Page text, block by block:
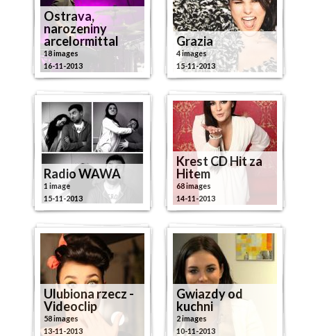
Ostrava,
narozeniny
arcelormittal
18 images
16-11-2013
Grazia
4 images
15-11-2013
Radio WAWA
1 image
15-11-2013
Krest CD Hit za
Hitem
68 images
14-11-2013
Ulubiona rzecz -
Videoclip
58 images
13-11-2013
Gwiazdy od
kuchni
2 images
10-11-2013